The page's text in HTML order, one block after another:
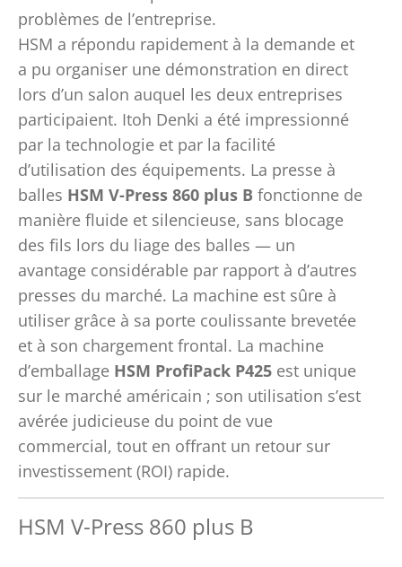
problèmes de l’entreprise.
HSM a répondu rapidement à la demande et
a pu organiser une démonstration en direct
lors d’un salon auquel les deux entreprises
participaient. Itoh Denki a été impressionné
par la technologie et par la facilité
d’utilisation des équipements. La presse à
balles HSM V-Press 860 plus B fonctionne de
manière fluide et silencieuse, sans blocage
des fils lors du liage des balles — un
avantage considérable par rapport à d’autres
presses du marché. La machine est sûre à
utiliser grâce à sa porte coulissante brevetée
et à son chargement frontal. La machine
d’emballage HSM ProfiPack P425 est unique
sur le marché américain ; son utilisation s’est
avérée judicieuse du point de vue
commercial, tout en offrant un retour sur
investissement (ROI) rapide.
HSM V-Press 860 plus B